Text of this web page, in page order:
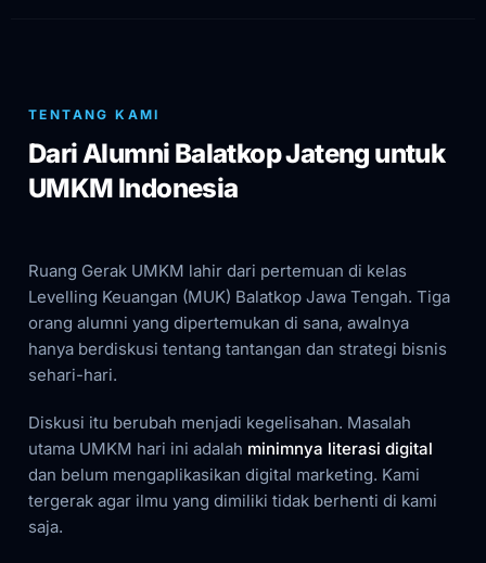
TENTANG KAMI
Dari Alumni Balatkop Jateng untuk
UMKM Indonesia
Ruang Gerak UMKM lahir dari pertemuan di kelas
Levelling Keuangan (MUK) Balatkop Jawa Tengah. Tiga
orang alumni yang dipertemukan di sana, awalnya
hanya berdiskusi tentang tantangan dan strategi bisnis
sehari-hari.
Diskusi itu berubah menjadi kegelisahan. Masalah
utama UMKM hari ini adalah minimnya literasi digital
dan belum mengaplikasikan digital marketing. Kami
tergerak agar ilmu yang dimiliki tidak berhenti di kami
saja.